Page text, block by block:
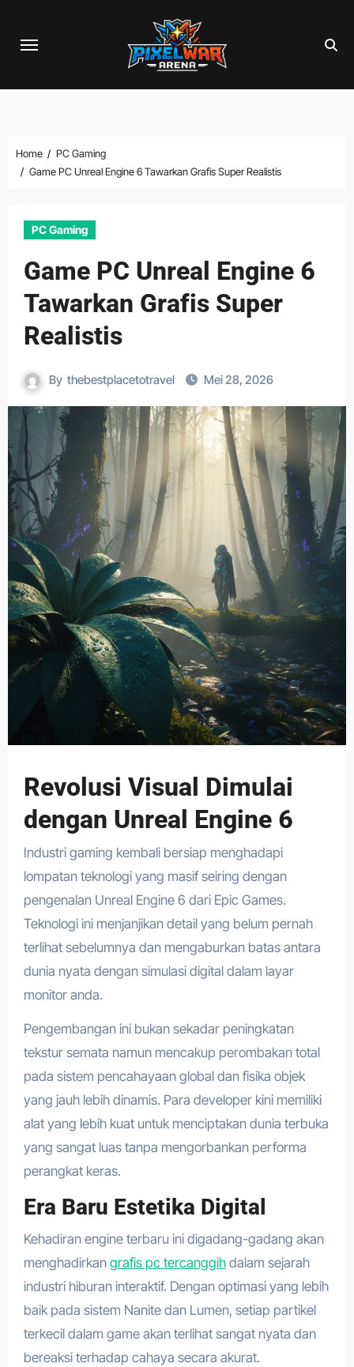
content
Home
PC Gaming
Game PC Unreal Engine 6 Tawarkan Grafis Super Realistis
PC Gaming
Game PC Unreal Engine 6
Tawarkan Grafis Super
Realistis
By thebestplacetotravel Mei 28, 2026
Revolusi Visual Dimulai
dengan Unreal Engine 6
Industri gaming kembali bersiap menghadapi
lompatan teknologi yang masif seiring dengan
pengenalan Unreal Engine 6 dari Epic Games.
Teknologi ini menjanjikan detail yang belum pernah
terlihat sebelumnya dan mengaburkan batas antara
dunia nyata dengan simulasi digital dalam layar
monitor anda.
Pengembangan ini bukan sekadar peningkatan
tekstur semata namun mencakup perombakan total
pada sistem pencahayaan global dan fisika objek
yang jauh lebih dinamis. Para developer kini memiliki
alat yang lebih kuat untuk menciptakan dunia terbuka
yang sangat luas tanpa mengorbankan performa
perangkat keras.
Era Baru Estetika Digital
Kehadiran engine terbaru ini digadang-gadang akan
menghadirkan grafis pc tercanggihdalam sejarah
industri hiburan interaktif. Dengan optimasi yang lebih
baik pada sistem Nanite dan Lumen, setiap partikel
terkecil dalam game akan terlihat sangat nyata dan
bereaksi terhadap cahaya secara akurat.